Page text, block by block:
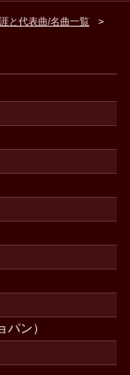
と代表曲/名曲一覧
パン）